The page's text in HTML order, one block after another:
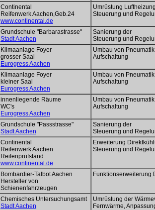
Continental
Reifenwerk Aachen,Geb.24
www.continental.de
Umrüstung
Steuerung und
Grundschule "Barbarastrasse"
Stadt Aachen
Sanierung der
Steuerung und
Klimaanlage Foyer
grosser Saal
Eurogress Aachen
Umbau von
Aufschaltung
Klimaanlage Foyer
kleiner Saal
Eurogress Aachen
Umbau von
Aufschaltung
innenliegende Räume
WC's
Eurogress Aachen
Umbau von
Aufschaltung
Grundschule "Passstrasse"
Stadt Aachen
Sanierung der
Steuerung und
Continental
Reifenwerk Aachen
Reifenprüfstand
www.continental.de
Erweiterung
Steuerung und
Bombardier-Talbot Aachen
Hersteller von
Schienenfahrzeugen
Funktionserweiterung
Chemisches Untersuchungsamt
Stadt Aachen
Umrüstung der
Fernwärme,